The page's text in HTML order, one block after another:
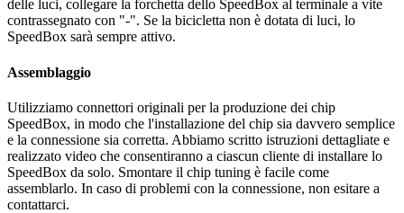
delle luci, collegare la forchetta dello SpeedBox al terminale a vite
contrassegnato con "-". Se la bicicletta non è dotata di luci, lo
SpeedBox sarà sempre attivo.
Assemblaggio
Utilizziamo connettori originali per la produzione dei chip
SpeedBox, in modo che l'installazione del chip sia davvero semplice
e la connessione sia corretta. Abbiamo scritto istruzioni dettagliate e
realizzato video che consentiranno a ciascun cliente di installare lo
SpeedBox da solo. Smontare il chip tuning è facile come
assemblarlo. In caso di problemi con la connessione, non esitare a
contattarci.